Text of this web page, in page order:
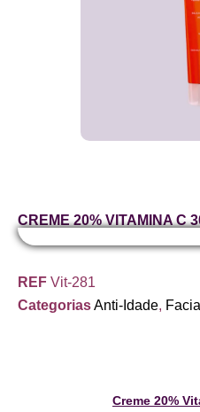
CREME 20% VITAMINA C
REF Vit-281
CategoriasAnti-Idade, Facial
Creme 20%